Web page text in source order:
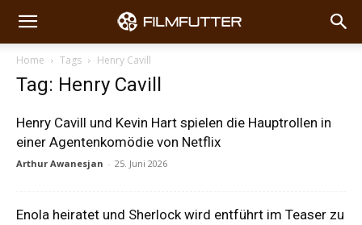
Home Tags Henry Cavill
Tag: Henry Cavill
Henry Cavill und Kevin Hart spielen die Hauptrollen in
einer Agentenkomödie von Netflix
Arthur Awanesjan - 25. Juni 2026
Enola heiratet und Sherlock wird entführt im Teaser zu